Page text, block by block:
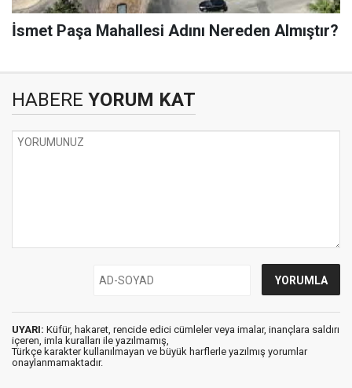
İsmet Paşa Mahallesi Adını Nereden Almıştır?
HABERE YORUM KAT
UYARI: Küfür, hakaret, rencide edici cümleler veya imalar, inançlara saldırı
içeren, imla kuralları ile yazılmamış,
Türkçe karakter kullanılmayan ve büyük harflerle yazılmış yorumlar
onaylanmamaktadır.